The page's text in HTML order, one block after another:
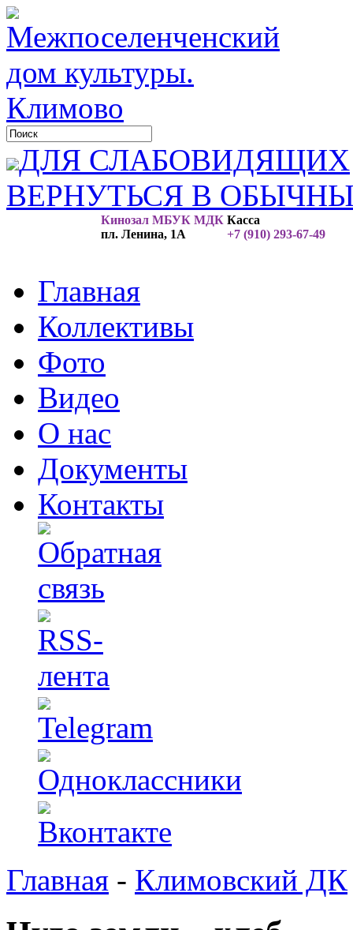
ДЛЯ СЛАБОВИДЯЩИХ
ВЕРНУТЬСЯ В
Кинозал МБУК МДК
пл. Ленина, 1А
Касса
+7 (910) 293-67-49
Главная
Коллективы
Фото
Видео
О нас
Документы
Контакты
Главная - Климовский ДК